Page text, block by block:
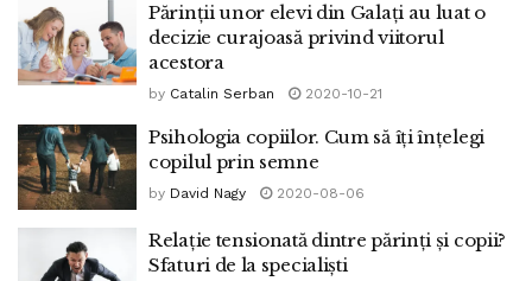
Părinții unor elevi din Galați au luat o
decizie curajoasă privind viitorul
acestora
by Catalin Serban 2020-10-21
Psihologia copiilor. Cum să îți înțelegi
copilul prin semne
by David Nagy 2020-08-06
Relație tensionată dintre părinți și copii?
Sfaturi de la specialiști